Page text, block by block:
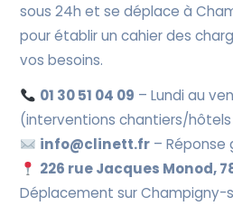
sous 24h et se déplace à
pour établir un cahier des
vos besoins.
01 30 51 04 09 – Lundi au
(interventions chantiers/
info@clinett.fr– Réponse
226 rue Jacques Monod,
Déplacement sur